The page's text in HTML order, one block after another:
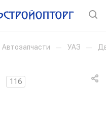
Автозапчасти — УАЗ —
116